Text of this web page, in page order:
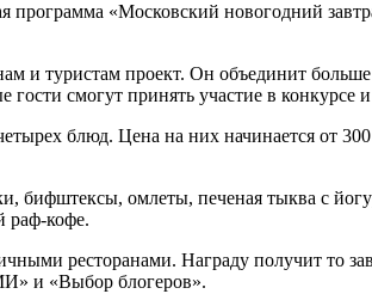
программа «Московский новогодний
и туристам проект. Он объединит
смогут принять участие в
блюд. Цена на них начинается от
бифштексы, омлеты, печеная тыква с
раф-кофе.
ресторанами. Награду получит то
и «Выбор блогеров».